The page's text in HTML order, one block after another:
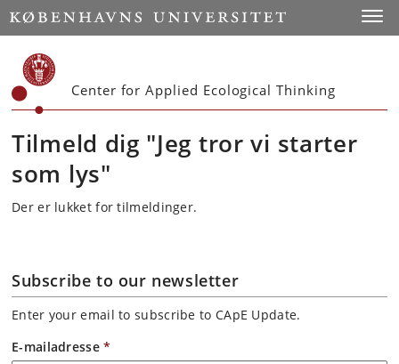
Start
Center for Applied Ecological Thinking
Tilmeld dig "Jeg tror vi starter
som lys"
Der er lukket for tilmeldinger.
Subscribe to our newsletter
Enter your email to subscribe to CApE Update.
E-mailadresse*